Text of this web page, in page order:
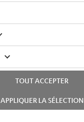
TOUT ACCEPTER
APPLIQUER LA SÉLECTION